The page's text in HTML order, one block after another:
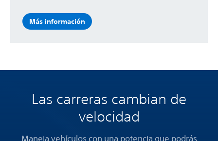
Más información
Las carreras cambian de
velocidad
Maneja vehículos con una potencia que podrás